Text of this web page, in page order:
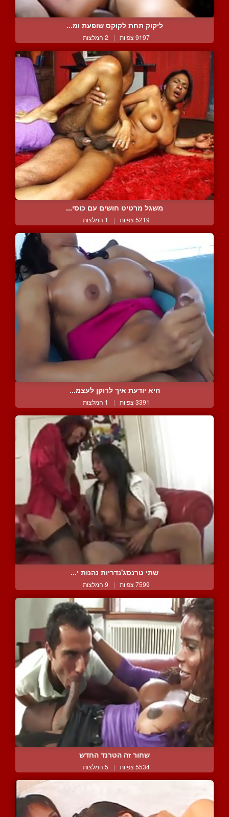
ליקוק תחת לקוקס שופעת ומ...
9197 צפיות | 2 המלצות
משגל מרטיט חושים עם כוסי...
5219 צפיות | 1 המלצות
היא יודעת איך לרוקן לעצמ...
3391 צפיות | 1 המלצות
שתי טרנסג'נדריות נהנות י...
7599 צפיות | 9 המלצות
שחור זה הטרנד החדש
5534 צפיות | 5 המלצות